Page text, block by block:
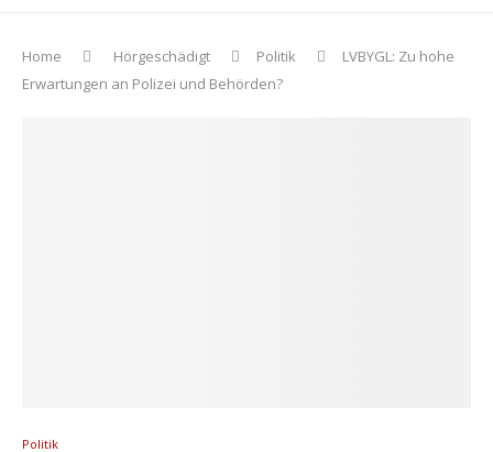
Home Hörgeschädigt Politik
LVBYGL: Zu hohe
Erwartungen an Polizei und Behörden?
Politik